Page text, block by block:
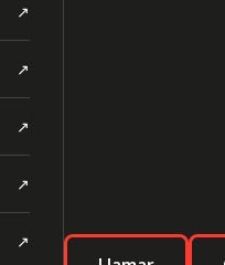
↗
↗
↗
↗
↗